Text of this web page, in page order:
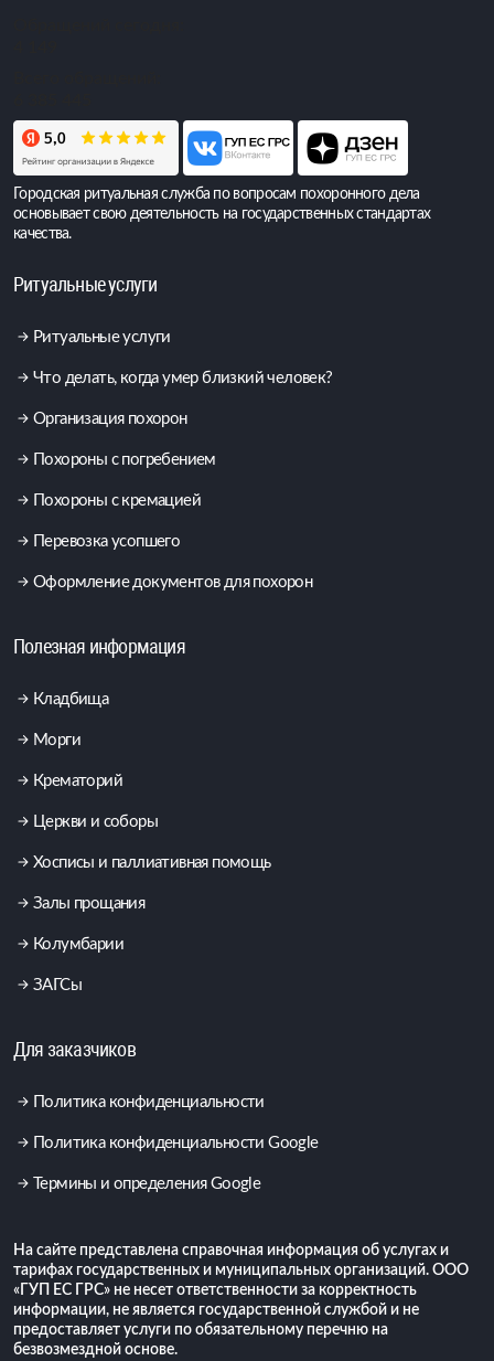
Городская ритуальная служба по вопросам похоронного дела
основывает свою деятельность на государственных стандартах
качества.
Ритуальные услуги
Ритуальные услуги
Что делать, когда умер близкий человек?
Организация похорон
Похороны с погребением
Похороны с кремацией
Перевозка усопшего
Оформление документов для похорон
Полезная информация
Кладбища
Морги
Крематорий
Церкви и соборы
Хосписы и паллиативная помощь
Залы прощания
Колумбарии
ЗАГСы
Для заказчиков
Политика конфиденциальности
Политика конфиденциальности Google
Термины и определения Google
На сайте представлена справочная информация об услугах и
тарифах государственных и муниципальных организаций. ООО
«ГУП ЕС ГРС» не несет ответственности за корректность
информации, не является государственной службой и не
предоставляет услуги по обязательному перечню на
безвозмездной основе.